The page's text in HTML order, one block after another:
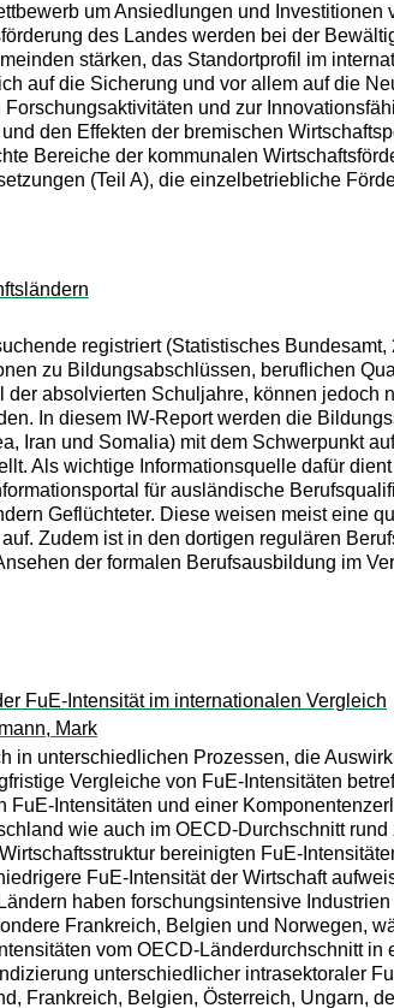
um Ansiedlungen und
des Landes werden bei der
stärken, das Standortprofil im
auf die Sicherung und vor allem auf die
und zur
den Effekten der bremischen
Bereiche der kommunalen
(Teil A), die einzelbetriebliche
registriert (Statistisches
zu Bildungsabschlüssen, beruflichen
absolvierten Schuljahre, können jedoch
In diesem IW-Report werden die
Iran und Somalia) mit dem Schwerpunkt
Als wichtige Informationsquelle dafür
für ausländische
Geflüchteter. Diese weisen meist eine
Zudem ist in den dortigen regulären
der formalen Berufsausbildung im
FuE-Intensität im internationalen Vergleich
Mark
in unterschiedlichen Prozessen, die
Vergleiche von FuE-Intensitäten
Intensitäten und einer
wie auch im OECD-Durchschnitt
bereinigten FuE-
FuE-Intensität der Wirtschaft
haben forschungsintensive
Frankreich, Belgien und Norwegen,
vom OECD-Länderdurchschnitt
unterschiedlicher intrasektoraler
Frankreich, Belgien, Österreich, Ungarn,